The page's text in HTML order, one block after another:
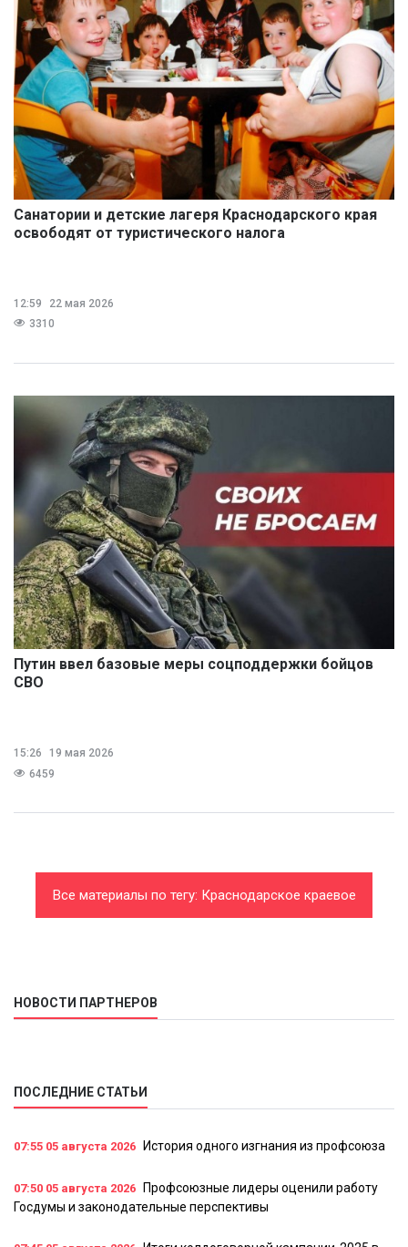
Санатории и детские лагеря Краснодарского края
освободят от туристического налога
12:59
22 мая 2026
3310
Путин ввел базовые меры соцподдержки бойцов
СВО
15:26
19 мая 2026
6459
Все материалы по тегу: Краснодарское краевое
НОВОСТИ ПАРТНЕРОВ
ПОСЛЕДНИЕ СТАТЬИ
07:55 05 августа 2026 История одного изгнания из профсоюза
07:50 05 августа 2026
Профсоюзные лидеры оценили работу
Госдумы и законодательные перспективы